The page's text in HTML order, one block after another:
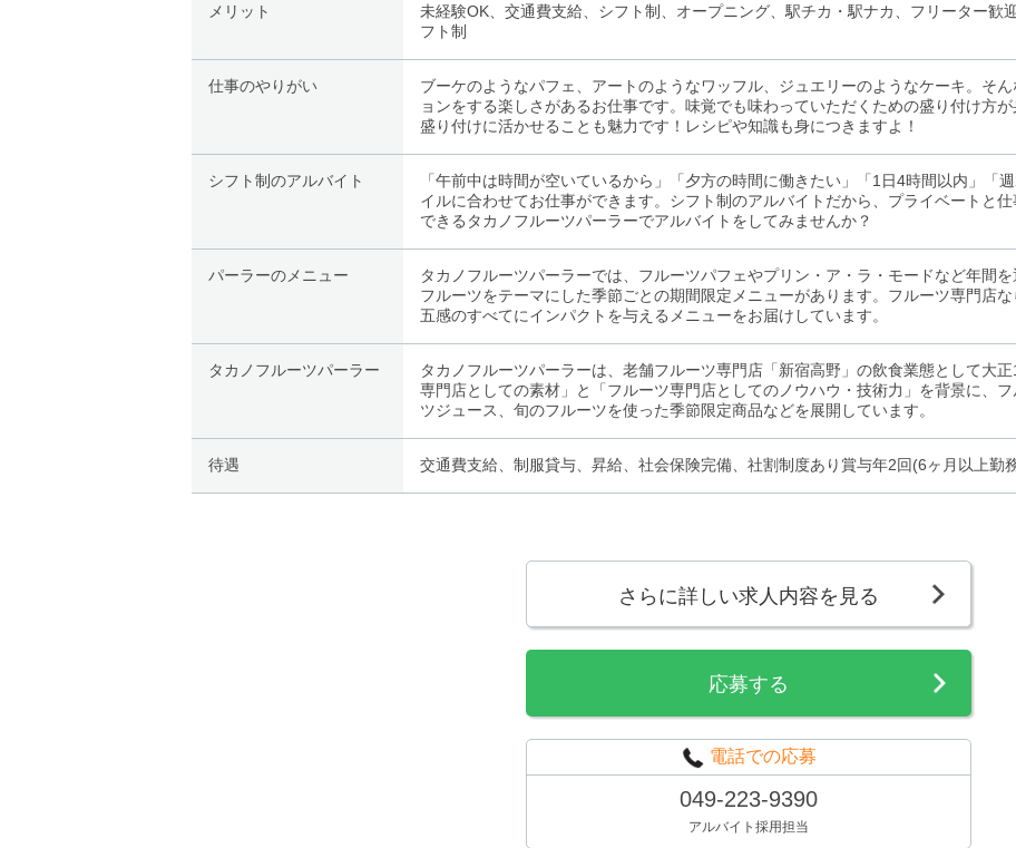
メリット
未経験OK、交通費支給、シフト制、オープニング、駅チカ・駅ナカ、フリーター歓
フト制
仕事のやりがい
ブーケのようなパフェ、アートのようなワッフル、ジュエリーのようなケーキ。そ
ョンをする楽しさがあるお仕事です。味覚でも味わっていただくための盛り付け方
盛り付けに活かせることも魅力です！レシピや知識も身につきますよ！
シフト制のアルバイト
「午前中は時間が空いているから」「夕方の時間に働きたい」「1日4時間以内」「
イルに合わせてお仕事ができます。シフト制のアルバイトだから、プライベートと
できるタカノフルーツパーラーでアルバイトをしてみませんか？
パーラーのメニュー
タカノフルーツパーラーでは、フルーツパフェやプリン・ア・ラ・モードなど年間
フルーツをテーマにした季節ごとの期間限定メニューがあります。フルーツ専門店
五感のすべてにインパクトを与えるメニューをお届けしています。
タカノフルーツパーラー
タカノフルーツパーラーは、老舗フルーツ専門店「新宿高野」の飲食業態として大
専門店としての素材」と「フルーツ専門店としてのノウハウ・技術力」を背景に、
ツジュース、旬のフルーツを使った季節限定商品などを展開しています。
待遇 交通費支給、制服貸与、昇給、社会保険完備、社割制度あり賞与年2回(6ヶ月以上勤
さらに詳しい求人内容を見る
応募する
電話での応募
049-223-9390
アルバイト採用担当